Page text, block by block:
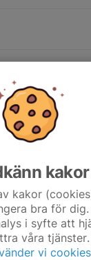
kakor
kakor
bra för dig.
i syfte att
våra tjänster.
vi cookies